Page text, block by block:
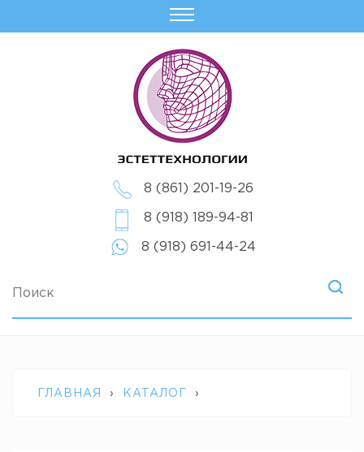
8 (861) 201-19-26
8 (918) 189-94-81
8 (918) 691-44-24
ГЛАВНАЯ › КАТАЛОГ ›